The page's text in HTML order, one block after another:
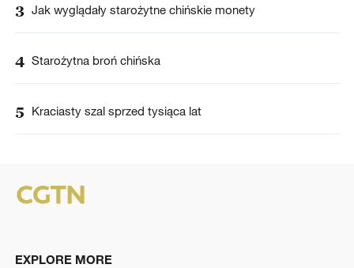
3 Jak wyglądały starożytne chińskie monety
4 Starożytna broń chińska
5 Kraciasty szal sprzed tysiąca lat
EXPLORE MORE